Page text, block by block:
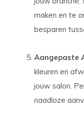
maken en te
besparen
Aangepaste
kleuren en
jouw salon.
naadloze